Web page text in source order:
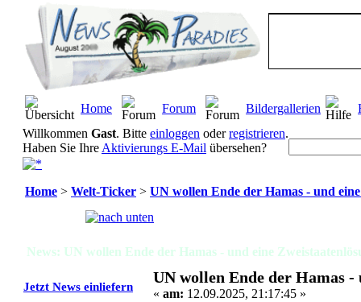
Home Forum Bildergallerien
Willkommen Gast. Bitte einloggen oderregistrieren.
Haben Sie Ihre Aktivierungs E-Mail übersehen?
Home > Welt-Ticker > UN wollen Ende der Hamas - und
News: UN wollen Ende der Hamas - und eine
Jetzt News einliefern
UN wollen Ende der Hamas
« am: 12.09.2025, 21:17:45 »